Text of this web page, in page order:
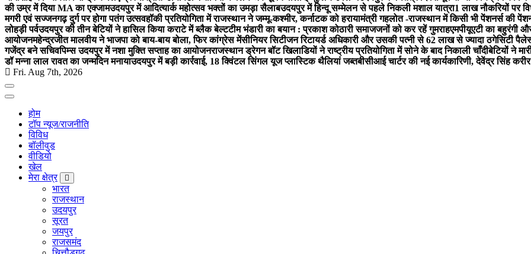
की उम्र में दिया MA का एक्जामउदयपुर में आदित्यार्क महोत्सव भक्तों का उमड़ा सैलाबउदयपुर में हिन्दू सम्मेलन से पहले निकली मशाल यात्रा1 लाख नौकरियों पर
मगरी एवं सज्जनगढ़ दुर्ग पर होगा पतंग उत्सवहॉकी प्रतियोगिता में राजस्थान ने जम्मू-कश्मीर, कर्नाटक को हरायामंत्री गहलोत -राजस्थान में किसी भी पेंशनर्स की
लोहड़ी पर्वउदयपुर की तीन बेटियों ने हासिल किया कराटे में ब्लैक बेल्टटीम भंडारी का बयान : प्रकाश कोठारी समाजजनों को कर रहें गुमराहएमपीयूएटी का बहुरंगी
आयोजनमहेन्द्रजीत मालवीय ने भाजपा को बाय-बाय बोला, फिर कांग्रेस मेंसीनियर सिटीजन रिटायर्ड अधिकारी और उसकी पत्नी से 62 लाख से ज्यादा ठगेसिटी
गजेंद्र बने सचिवपिम्स उदयपुर में नशा मुक्ति सप्ताह का आयोजनराजस्थान ड्रेगन बॉट खिलाडियों ने राष्ट्रीय प्रतियोगिता में सोने के बाद निकाली चाँदीबेटियों ने
डॉ मन्ना लाल रावत का जन्मदिन मनायाउदयपुर में बड़ी कार्रवाई, 18 क्विंटल सिंगल यूज प्लास्टिक थैलियां जब्तबीसीआई चार्टर की नई कार्यकारिणी, देवेंद्र सिंह
Fri. Aug 7th, 2026
होम
टॉप न्यूज/राजनीति
विविध
बॉलीवुड
वीडियो
खेल
मेरा क्षेत्र
भारत
राजस्थान
उदयपुर
सूरत
जयपुर
राजसमंद